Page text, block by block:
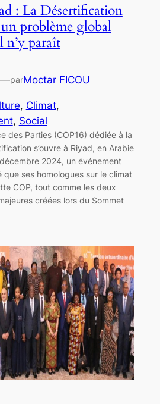
: La Désertification
problème global
n’y paraît
—parMoctar FICOU
, Climat
, Social
des Parties (COP16) dédiée à la
s’ouvre à Riyad, en Arabie
2024, un événement
que ses homologues sur le climat
COP, tout comme les deux
créées lors du Sommet